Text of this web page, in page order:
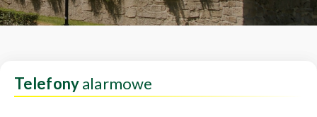
Telefonyalarmowe